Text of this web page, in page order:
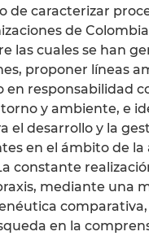
de caracterizar
de
las cuales se han
proponer líneas
responsabilidad
y ambiente, e
el desarrollo y la
en el ámbito de
constante
mediante una
en la